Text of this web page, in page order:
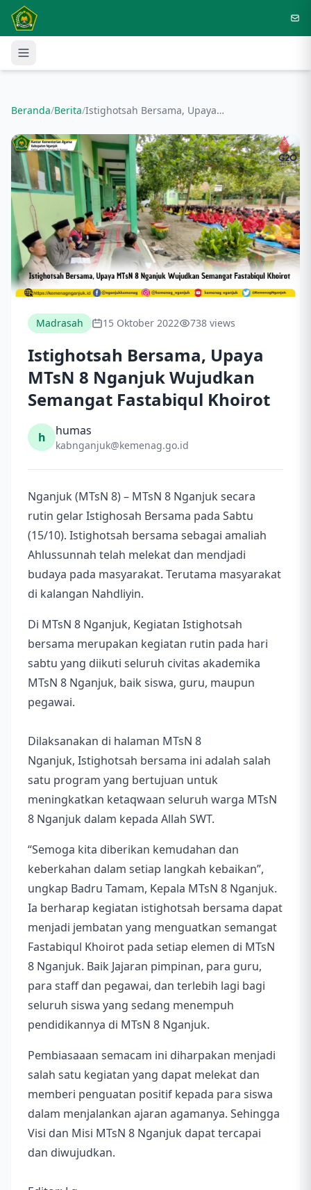
Langsung ke konten utama
Beranda/Berita/ Istighotsah Bersama, Upaya MTsN 8 Nganjuk Wujudkan Semangat Fastabiqul Khoirot
Madrasah 15 Oktober 2022 738 views
Istighotsah Bersama, Upaya
MTsN 8 Nganjuk Wujudkan
Semangat Fastabiqul Khoirot
h humas
kabnganjuk@kemenag.go.id
Nganjuk (MTsN 8) – MTsN 8 Nganjuk secara
rutin gelar Istighosah Bersama pada Sabtu
(15/10). Istighotsah bersama sebagai amaliah
Ahlussunnah telah melekat dan mendjadi
budaya pada masyarakat. Terutama masyarakat
di kalangan Nahdliyin.
Di MTsN 8 Nganjuk, Kegiatan Istighotsah
bersama merupakan kegiatan rutin pada hari
sabtu yang diikuti seluruh civitas akademika
MTsN 8 Nganjuk, baik siswa, guru, maupun
pegawai.
Dilaksanakan di halaman MTsN 8
Nganjuk, Istighotsah bersama ini adalah salah
satu program yang bertujuan untuk
meningkatkan ketaqwaan seluruh warga MTsN
8 Nganjuk dalam kepada Allah SWT.
“Semoga kita diberikan kemudahan dan
keberkahan dalam setiap langkah kebaikan”,
ungkap Badru Tamam, Kepala MTsN 8 Nganjuk.
Ia berharap kegiatan istighotsah bersama dapat
menjadi jembatan yang menguatkan semangat
Fastabiqul Khoirot pada setiap elemen di MTsN
8 Nganjuk. Baik Jajaran pimpinan, para guru,
para staff dan pegawai, dan terlebih lagi bagi
seluruh siswa yang sedang menempuh
pendidikannya di MTsN 8 Nganjuk.
Pembiasaaan semacam ini diharpakan menjadi
salah satu kegiatan yang dapat melekat dan
memberi penguatan positif kepada para siswa
dalam menjalankan ajaran agamanya. Sehingga
Visi dan Misi MTsN 8 Nganjuk dapat tercapai
dan diwujudkan.